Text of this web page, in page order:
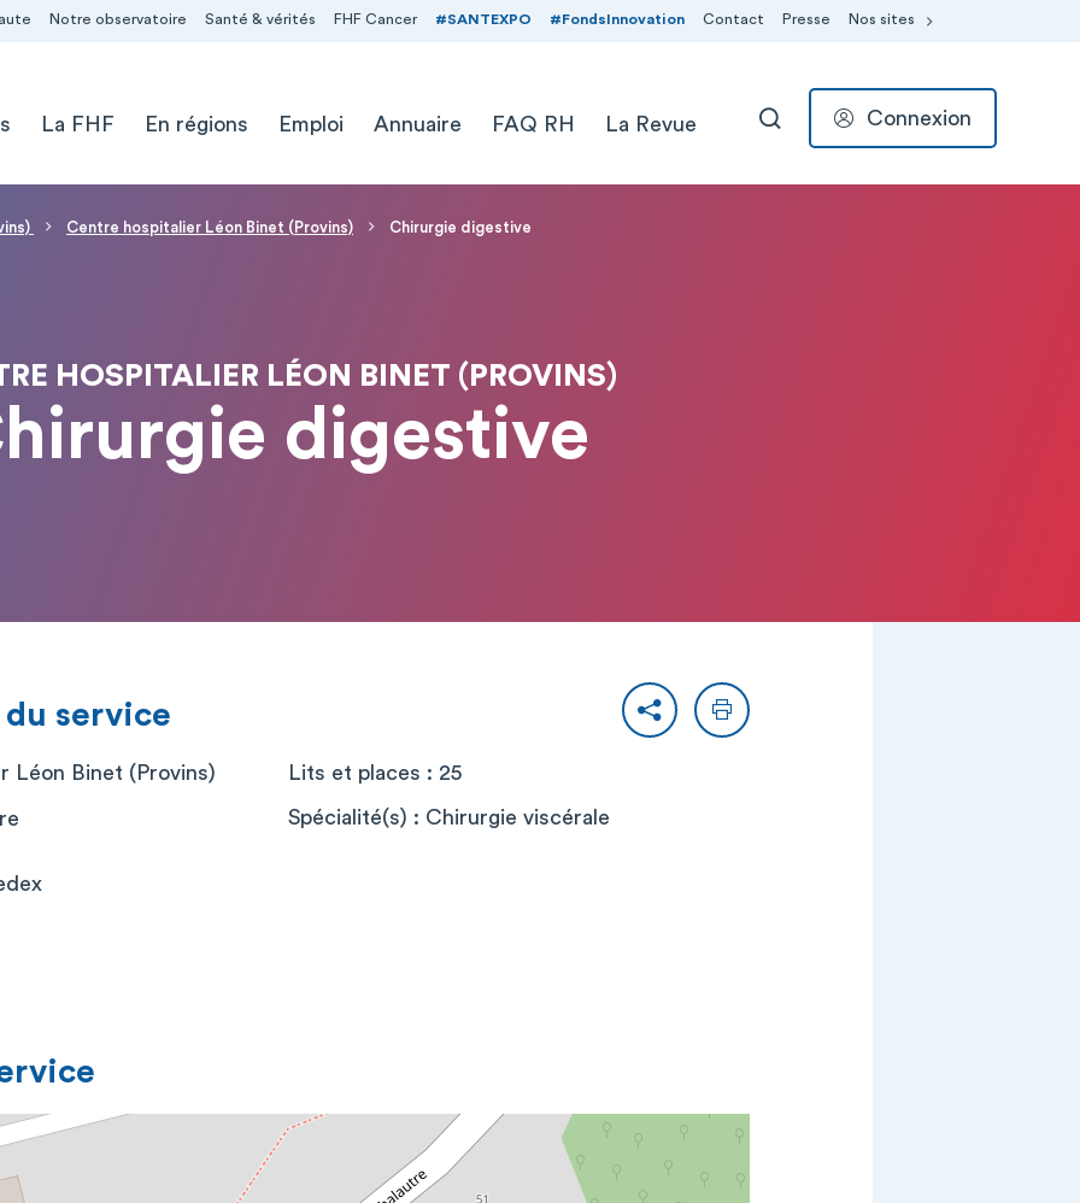
Notre observatoire Santé & vérités FHF Cancer #SANTEXPO #FondsInnovation Contact Presse Nos sites
La FHF En régions Emploi Annuaire FAQ RH La Revue RECHERCHER
Connexion
Centre hospitalier Léon Binet (Provins) Chirurgie digestive
HOSPITALIER LÉON BINET (PROVINS)
digestive
PartagerImprimer
service
Léon Binet (Provins) Lits et places : 25
Spécialité(s) : Chirurgie viscérale